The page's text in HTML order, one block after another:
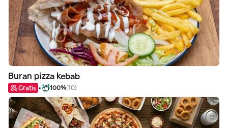
Buran pizza kebab
Gratis 100%(10)